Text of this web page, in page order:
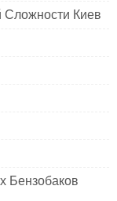
Киев
Бензобаков